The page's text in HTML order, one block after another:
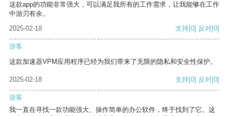
这款app的功能非常强大，可以满足我所有的工作需求，让我能够在工作
中游刃有余。
2025-02-18
支持[0] 反对[0]
游客
这款加速器VPM应用程序已经为我们带来了无限的隐私和安全性保护。
2025-02-18 支持[0] 反对[0]
游客
我一直在寻找一款功能强大、操作简单的办公软件，终于找到了它。这